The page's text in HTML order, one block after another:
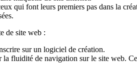
qui font leurs premiers pas dans la
de site web :
sur un logiciel de création.
fluidité de navigation sur le site web.